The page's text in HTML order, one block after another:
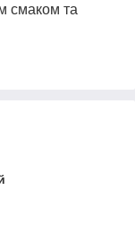
смаком та